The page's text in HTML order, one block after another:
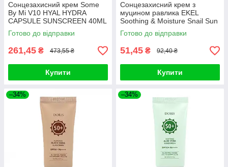
Сонцезахисний крем Some
By Mi V10 HYAL HYDRA
CAPSULE SUNSCREEN 40ML
Готово до відправки
261,45 ₴ 473,55 ₴
Купити
Сонцезахисний крем з
муцином равлика EKEL
Soothing & Moisture Snail Sun
Block 70ml
Готово до відправки
51,45 ₴ 92,40 ₴
Купити
–34% –34%